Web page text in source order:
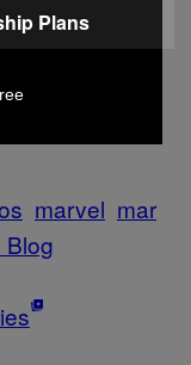
viendo
abajo:
marvel mar
Blog
Plans